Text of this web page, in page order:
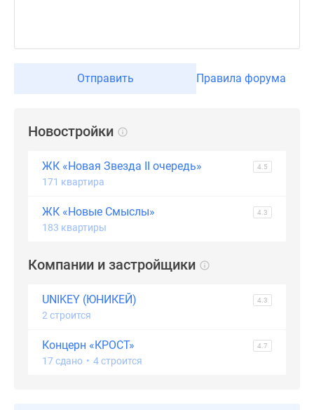
360°
Субсидированная
Поиск
реновации
Новостройки
Новостройки
Отправить Правила форума
Новостройки
ЖК «Новая Звезда II очередь» 4.5
171 квартира
ЖК «Новые Смыслы» 4.3
183 квартиры
Компании и застройщики
UNIKEY (ЮНИКЕЙ) 4.3
2 строится
Концерн «КРОСТ» 4.7
17 сдано • 4 строится